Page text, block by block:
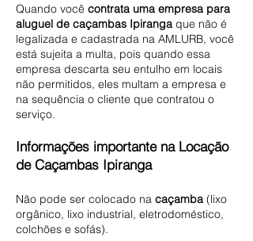
Quando você contrata uma empresa para
aluguel de caçambas Ipiranga que não é
legalizada e cadastrada na AMLURB, você
está sujeita a multa, pois quando essa
empresa descarta seu entulho em locais
não permitidos, eles multam a empresa e
na sequência o cliente que contratou o
serviço.
Informações importante na Locação
de Caçambas Ipiranga
​Não pode ser colocado na caçamba (lixo
orgânico, lixo industrial, eletrodoméstico,
colchões e sofás).